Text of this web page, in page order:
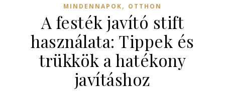
MINDENNAPOK, OTTHON
A festék javító stift
használata: Tippek és
trükkök a hatékony
javításhoz